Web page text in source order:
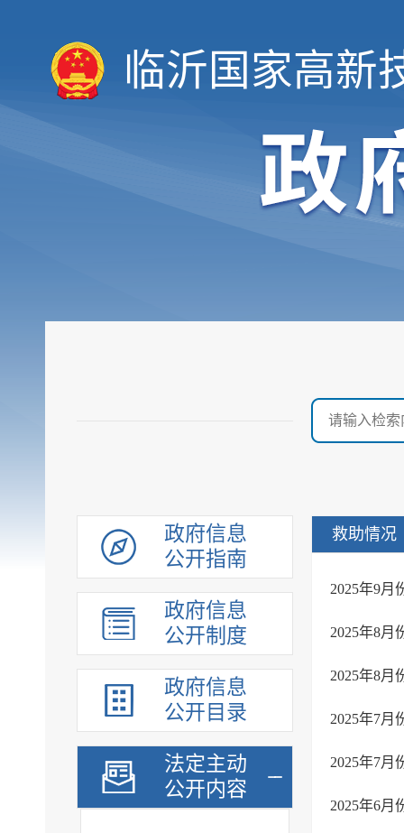
临沂国家高新
政府信息
公开指南
政府信息
公开制度
政府信息
公开目录
法定主动
公开内容
救助情况
2025年9月
2025年8月
2025年8月
2025年7月
2025年7月
2025年6月